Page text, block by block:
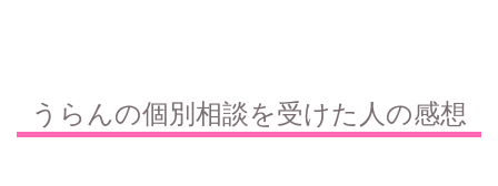
うらんの個別相談を受けた人の感想